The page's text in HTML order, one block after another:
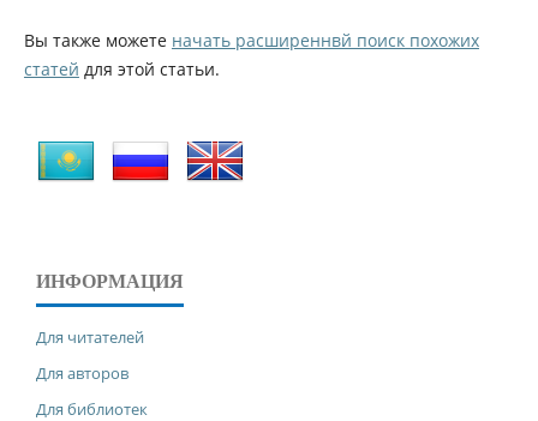
Вы также можете начать расширеннвй поиск похожих
статей для этой статьи.
ИНФОРМАЦИЯ
Для читателей
Для авторов
Для библиотек